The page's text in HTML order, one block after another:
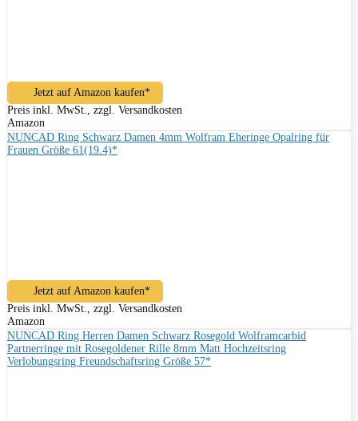
Jetzt auf Amazon kaufen*
Preis inkl. MwSt., zzgl. Versandkosten
Amazon
NUNCAD Ring Schwarz Damen 4mm Wolfram Eheringe Opalring für
Frauen Größe 61(19.4)*
Jetzt auf Amazon kaufen*
Preis inkl. MwSt., zzgl. Versandkosten
Amazon
NUNCAD Ring Herren Damen Schwarz Rosegold Wolframcarbid
Partnerringe mit Rosegoldener Rille 8mm Matt Hochzeitsring
Verlobungsring Freundschaftsring Größe 57*